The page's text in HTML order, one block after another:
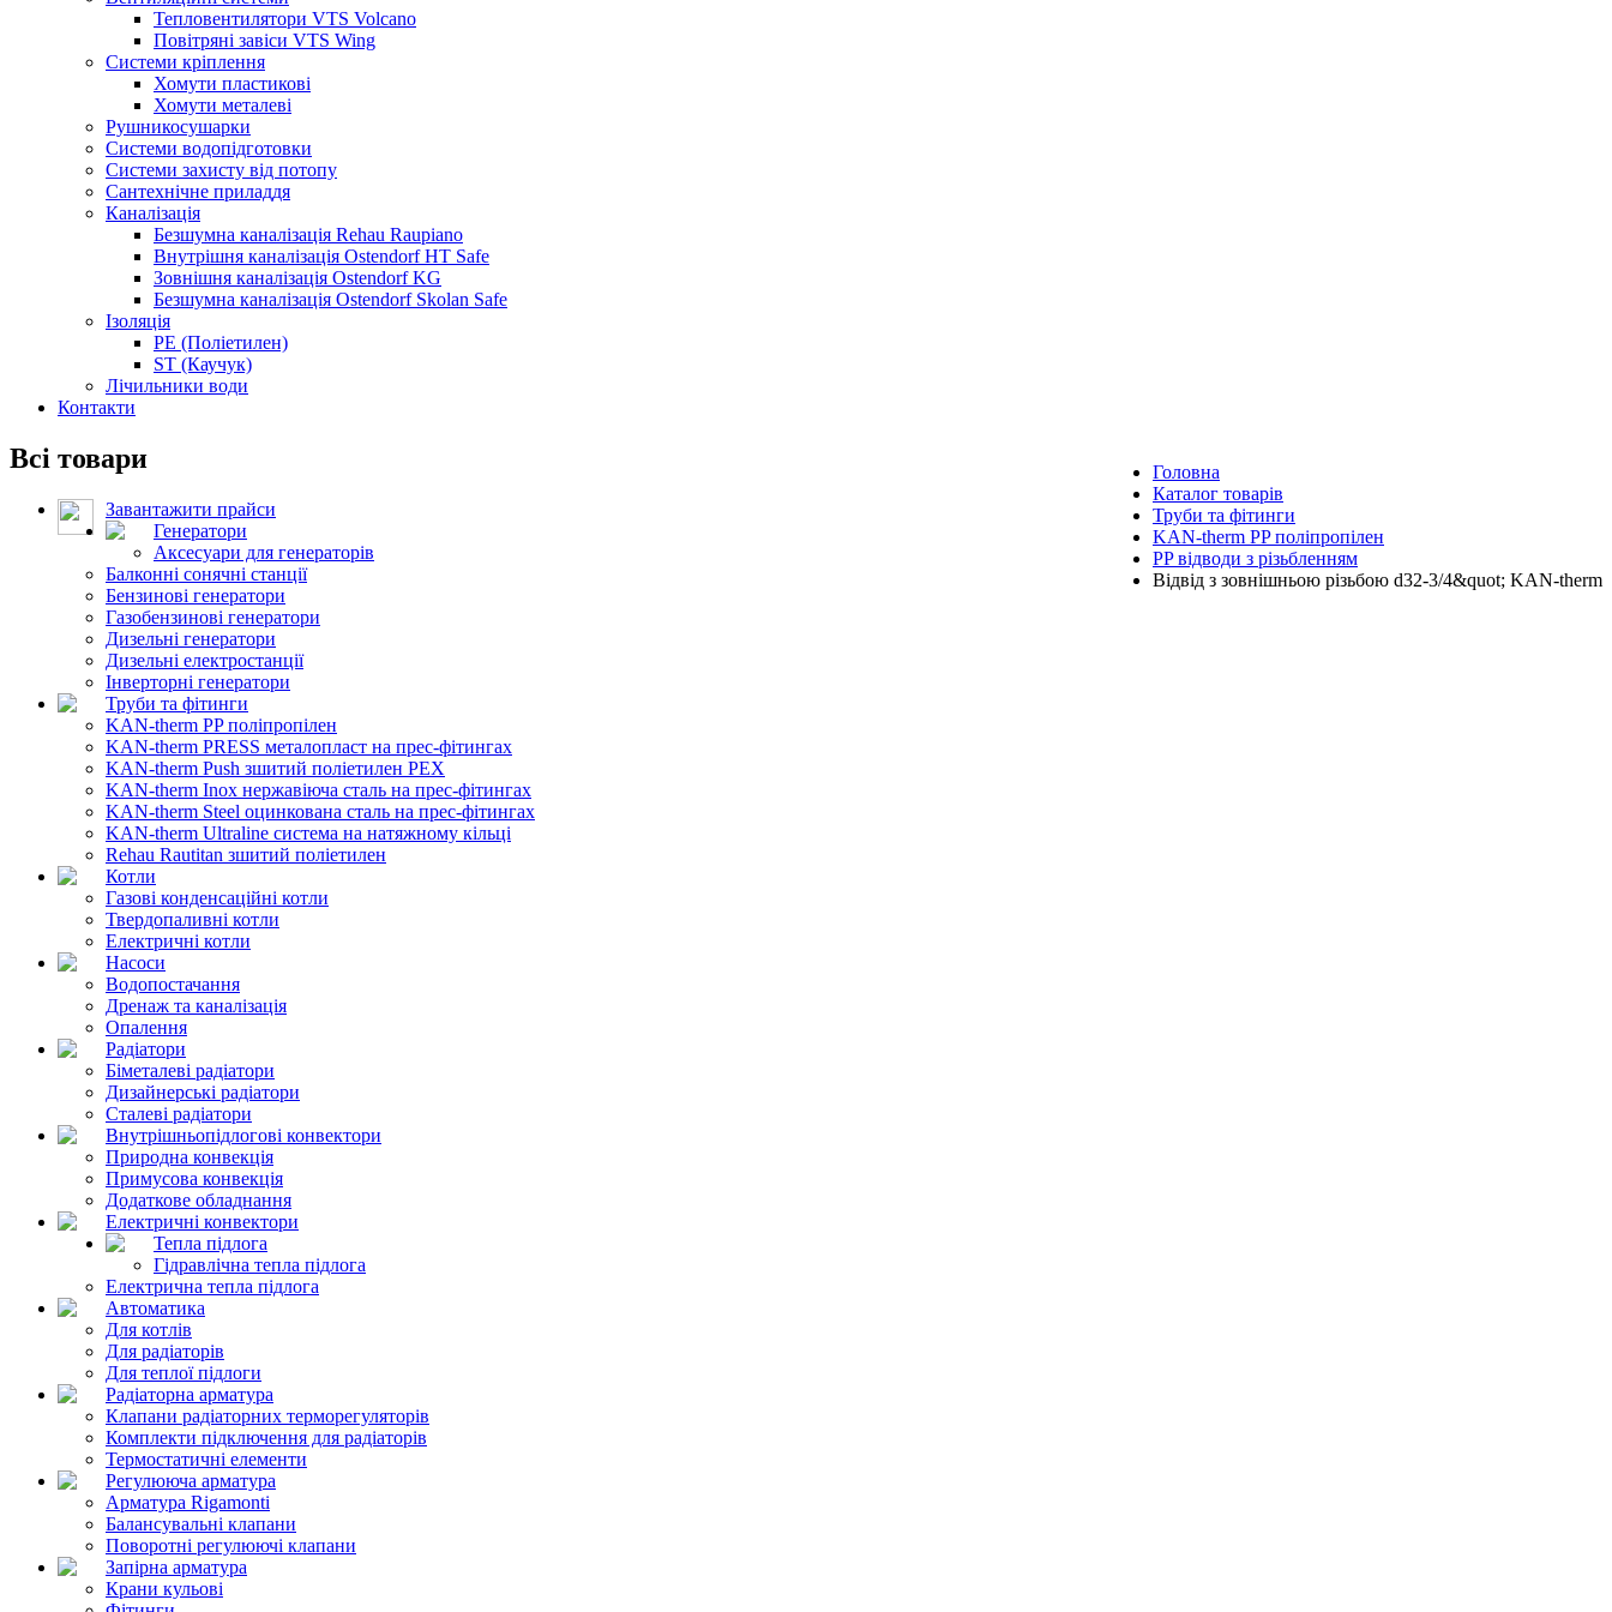
Тепловентилятори VTS Volcano
Повітряні завіси VTS Wing
Системи кріплення
Хомути пластикові
Хомути металеві
Рушникосушарки
Системи водопідготовки
Системи захисту від потопу
Сантехнічне приладдя
Каналізація
Безшумна каналізація Rehau Raupiano
Внутрішня каналізація Ostendorf HT Safe
Зовнішня каналізація Ostendorf KG
Безшумна каналізація Ostendorf Skolan Safe
Ізоляція
PE (Поліетилен)
ST (Каучук)
Лічильники води
Контакти
Головна
Каталог товарів
Труби та фітинги
KAN-therm PP поліпропілен
PP відводи з різьбленням
Відвід з зовнішньою різьбою d32-3/4&quot; KAN-therm
Всі товари
Завантажити прайси
Генератори
Аксесуари для генераторів
Балконні сонячні станції
Бензинові генератори
Газобензинові генератори
Дизельні генератори
Дизельні електростанції
Інверторні генератори
Труби та фітинги
KAN-therm PP поліпропілен
KAN-therm PRESS металопласт на прес-фітингах
KAN-therm Push зшитий поліетилен PEX
KAN-therm Inox нержавіюча сталь на прес-фітингах
KAN-therm Steel оцинкована сталь на прес-фітингах
KAN-therm Ultraline система на натяжному кільці
Rehau Rautitan зшитий поліетилен
Котли
Газові конденсаційні котли
Твердопаливні котли
Електричні котли
Насоси
Водопостачання
Дренаж та каналізація
Опалення
Радіатори
Біметалеві радіатори
Дизайнерські радіатори
Сталеві радіатори
Внутрішньопідлогові конвектори
Природна конвекція
Примусова конвекція
Додаткове обладнання
Електричні конвектори
Тепла підлога
Гідравлічна тепла підлога
Електрична тепла підлога
Автоматика
Для котлів
Для радіаторів
Для теплої підлоги
Радіаторна арматура
Клапани радіаторних терморегуляторів
Комплекти підключення для радіаторів
Термостатичні елементи
Регулююча арматура
Арматура Rigamonti
Балансувальні клапани
Поворотні регулюючі клапани
Запірна арматура
Крани кульові